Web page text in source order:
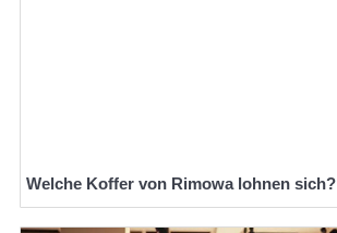
Welche Koffer von Rimowa lohnen sich?